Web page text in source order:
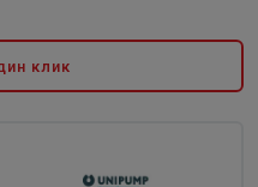
клик